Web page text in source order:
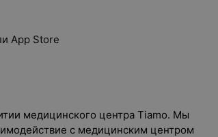
App Store
медицинского центра Tiamo. Мы
с медицинским центром